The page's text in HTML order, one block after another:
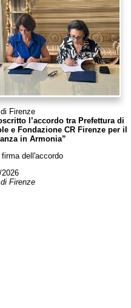
Firenze
l’accordo tra Prefettura di
e Fondazione CR Firenze per il
in Armonia”
dell'accordo
Firenze